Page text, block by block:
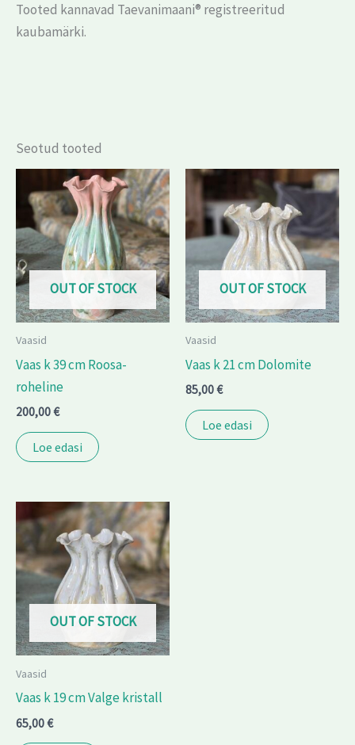
Tooted kannavad Taevanimaani® registreeritud
kaubamärki.
Seotud tooted
OUT OF STOCK
Vaasid
Vaas k 39 cm Roosa-
roheline
200,00€
Loe edasi
OUT OF STOCK
Vaasid
Vaas k 21 cm Dolomite
85,00€
Loe edasi
OUT OF STOCK
Vaasid
Vaas k 19 cm Valge kristall
65,00€